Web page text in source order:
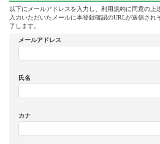
以下にメールアドレスを入力し、利用規約に同意の上
入力いただいたメールに本登録確認のURLが送信され
了します。
メールアドレス
氏名
カナ